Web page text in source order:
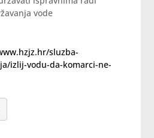
vode
sluzba-
izlij-vodu-da-komarci-ne-